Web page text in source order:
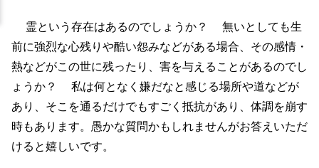
霊という存在はあるのでしょうか？ 無いとしても生
前に強烈な心残りや酷い怨みなどがある場合、その感情・
熱などがこの世に残ったり、害を与えることがあるのでし
ょうか？ 私は何となく嫌だなと感じる場所や道などが
あり、そこを通るだけでもすごく抵抗があり、体調を崩す
時もあります。愚かな質問かもしれませんがお答えいただ
けると嬉しいです。